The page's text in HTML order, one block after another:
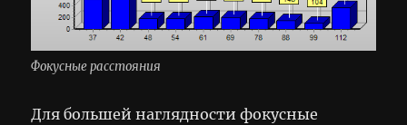
Фокусные расстояния
Для большей наглядности фокусные